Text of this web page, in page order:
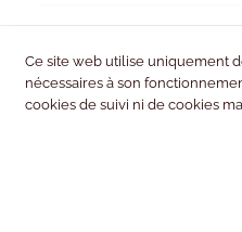
Ce site web utilise uniquement
nécessaires à son
cookies de suivi ni de cookies